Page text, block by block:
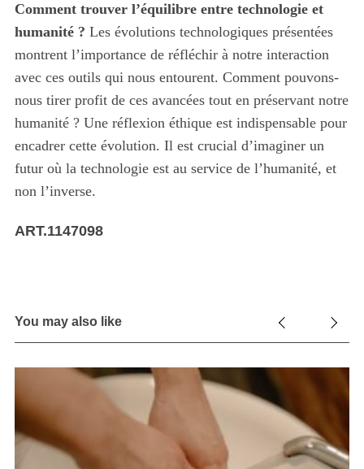
Comment trouver l’équilibre entre technologie et
humanité ? Les évolutions technologiques présentées
montrent l’importance de réfléchir à notre interaction
avec ces outils qui nous entourent. Comment pouvons-
nous tirer profit de ces avancées tout en préservant notre
humanité ? Une réflexion éthique est indispensable pour
encadrer cette évolution. Il est crucial d’imaginer un
futur où la technologie est au service de l’humanité, et
non l’inverse.
ART.1147098
You may also like